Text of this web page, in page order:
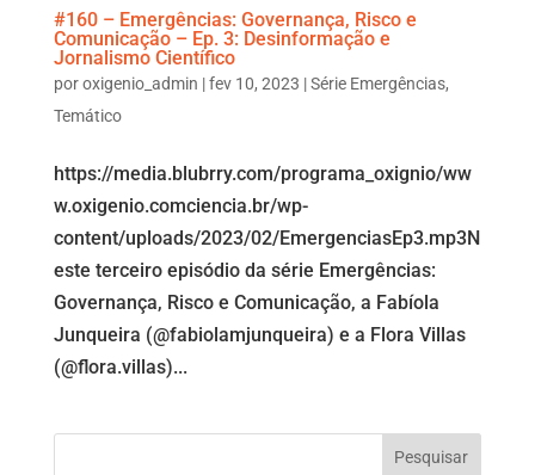
#160 – Emergências: Governança, Risco e
Comunicação – Ep. 3: Desinformação e
Jornalismo Científico
poroxigenio_admin |fev 10, 2023 |Série Emergências,
Temático
https://media.blubrry.com/programa_oxignio/ww
w.oxigenio.comciencia.br/wp-
content/uploads/2023/02/EmergenciasEp3.mp3N
este terceiro episódio da série Emergências:
Governança, Risco e Comunicação, a Fabíola
Junqueira (@fabiolamjunqueira) e a Flora Villas
(@flora.villas)...